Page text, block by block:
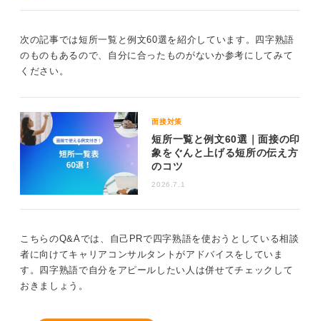
し通しすぎるところです。ときに我田引水な面が出てし
った形です。
このほか「初志貫徹」なども、頑固さの言い換えとして
0
次の記事では短所一覧と例文60選を紹介しています。四字熟語
のものもあるので、自分に合ったものがないか参考にしてみて
ください。
面接対策
短所一覧と例文60選｜面接の印
象をぐんと上げる短所の伝え方
のコツ
2026.7.1
こちらのQ&Aでは、自己PRで四字熟語を使おうとしている相談
者に向けてキャリアコンサルタントがアドバイスをしていま
す。四字熟語で自分をアピールしたい人は併せてチェックして
おきましょう。